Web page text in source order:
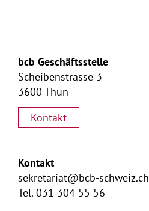
bcb Geschäftsstelle
Scheibenstrasse 3
3600 Thun
Kontakt
Kontakt
sekretariat@bcb-schweiz.ch
Tel. 031 304 55 56